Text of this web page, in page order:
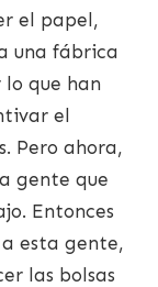
el papel,
una fábrica
lo que han
el
Pero ahora,
gente que
Entonces
esta gente,
las bolsas